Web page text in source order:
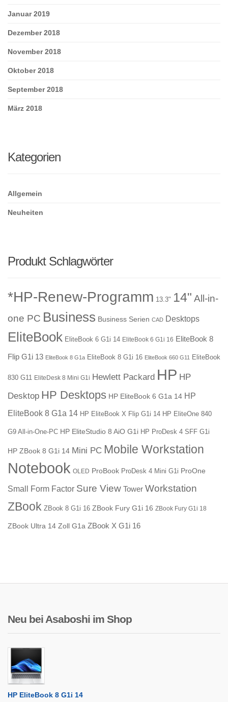
Januar 2019
Dezember 2018
November 2018
Oktober 2018
September 2018
März 2018
Kategorien
Allgemein
Neuheiten
Produkt Schlagwörter
*HP-Renew-Programm 13.3" 14" All-in-
one PC Business Business Serien CAD Desktops
EliteBook EliteBook 6 G1i 14 EliteBook 6 G1i 16 EliteBook 8
Flip G1i 13 EliteBook 8 G1a EliteBook 8 G1i 16 EliteBook 660 G11 EliteBook
830 G11 EliteDesk 8 Mini G1i Hewlett Packard HP HP
Desktop HP Desktops HP EliteBook 6 G1a 14 HP
EliteBook 8 G1a 14 HP EliteBook X Flip G1i 14 HP EliteOne 840
G9 All-in-One-PC HP EliteStudio 8 AiO G1i HP ProDesk 4 SFF G1i
HP ZBook 8 G1i 14 Mini PC Mobile Workstation
Notebook OLED ProBook ProDesk 4 Mini G1i ProOne
Small Form Factor Sure View Tower Workstation
ZBook ZBook 8 G1i 16 ZBook Fury G1i 16 ZBook Fury G1i 18
ZBook Ultra 14 Zoll G1a ZBook X G1i 16
Neu bei Asaboshi im Shop
HP EliteBook 8 G1i 14